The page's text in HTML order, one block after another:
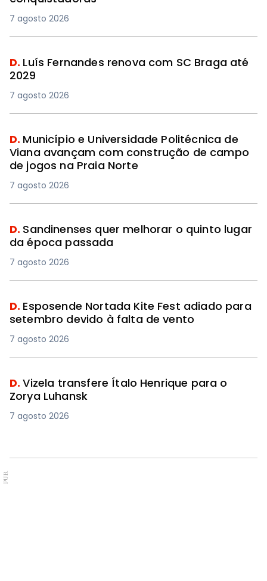
7 agosto 2026
D. Luís Fernandes renova com SC Braga até
2029
7 agosto 2026
D. Município e Universidade Politécnica de
Viana avançam com construção de campo
de jogos na Praia Norte
7 agosto 2026
D. Sandinenses quer melhorar o quinto lugar
da época passada
7 agosto 2026
D. Esposende Nortada Kite Fest adiado para
setembro devido à falta de vento
7 agosto 2026
D.Vizela transfere Ítalo Henrique para o
Zorya Luhansk
7 agosto 2026
PUB.